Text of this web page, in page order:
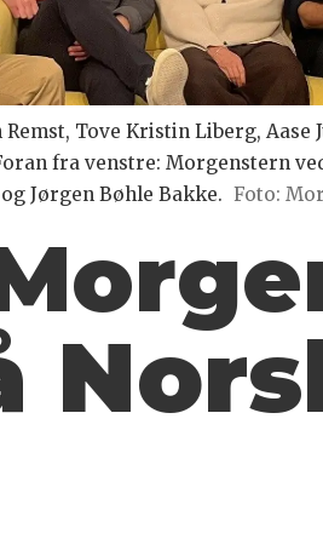
Tove Kristin Liberg,
fra venstre: Morgenstern
Jørgen Bøhle Bakke. Foto: